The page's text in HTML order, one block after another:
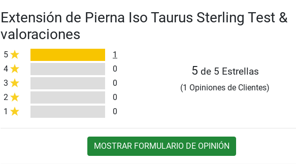
Extensión de Pierna Iso Taurus Sterling Test &
valoraciones
5
1
4
0
3
0
2
0
1
0
5 de 5 Estrellas
(1 Opiniones de Clientes)
MOSTRAR FORMULARIO DE OPINIÓN